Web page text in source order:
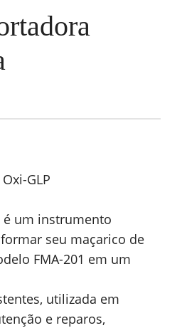
GLP
é um instrumento
seu maçarico de
FMA-201 em um
utilizada em
e reparos,